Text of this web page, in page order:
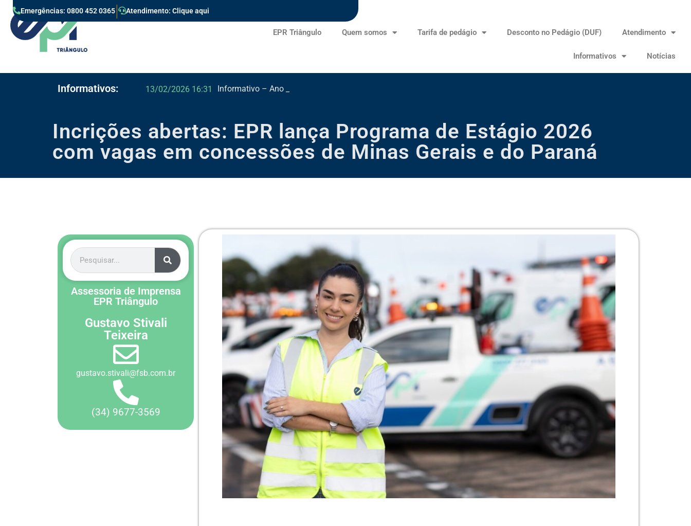
EPR Triângulo Quem somos Tarifa de pedágio Desconto no Pedágio (DUF) Atendimento
Informativos Notícias
Informativos: 13/02/2026 16:31 Informativo – Ano III – Edição 11
Emergências: 0800 452 0365| Atendimento: Clique aqui
Incrições abertas: EPR lança Programa de Estágio 2026
com vagas em concessões de Minas Gerais e do Paraná
Assessoria de Imprensa
EPR Triângulo
Gustavo Stivali
Teixeira
gustavo.stivali@fsb.com.br
(34) 9677-3569